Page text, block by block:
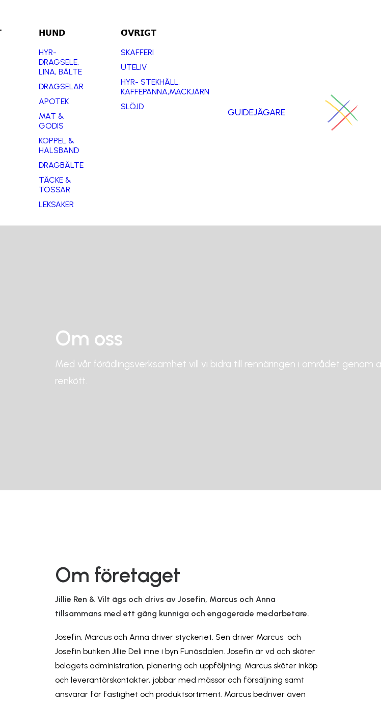
𝗛𝗨𝗡𝗗
HYR-
DRAGSELE,
LINA, BÄLTE
DRAGSELAR
APOTEK
MAT &
GODIS
KOPPEL &
HALSBAND
DRAGBÄLTE
TÄCKE &
TOSSAR
LEKSAKER
𝗢̈𝗩𝗥𝗜𝗚𝗧
SKAFFERI
UTELIV
HYR- STEKHÄLL,
KAFFEPANNA,MACKJÄRN
SLÖJD
GUIDEJÄGARE
Om oss
Med vår förädlingsverksamhet vill vi bidra till rennäringen i området genom
renkött.
Om företaget
Jillie Ren & Vilt ägs och drivs av Josefin, Marcus och Anna
tillsammans med ett gäng kunniga och engagerade medarbetare.
Josefin, Marcus och Anna driver styckeriet. Sen driver Marcus och
Josefin butiken Jillie Deli inne i byn Funäsdalen. Josefin är vd och sköter
bolagets administration, planering och uppföljning. Marcus sköter inköp
och leverantörskontakter, jobbar med mässor och försäljning samt
ansvarar för fastighet och produktsortiment. Marcus bedriver även